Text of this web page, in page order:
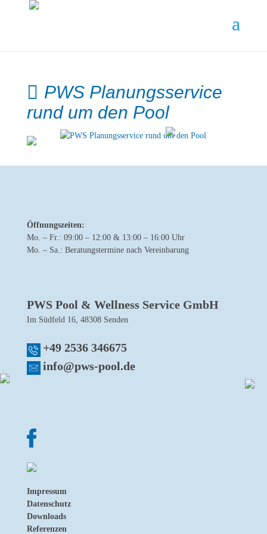
PWS Planungsservice
rund um den Pool
Öffnungszeiten:
Mo. – Fr.: 09:00 – 12:00 & 13:00 – 16:00 Uhr
Mo. – Sa.: Beratungstermine nach Vereinbarung
PWS Pool & Wellness Service GmbH
Im Südfeld 16, 48308 Senden
+49 2536 346675
info@pws-pool.de
Impressum
Datenschutz
Downloads
Referenzen